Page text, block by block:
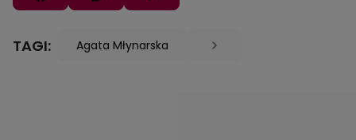
TAGI: Agata Młynarska